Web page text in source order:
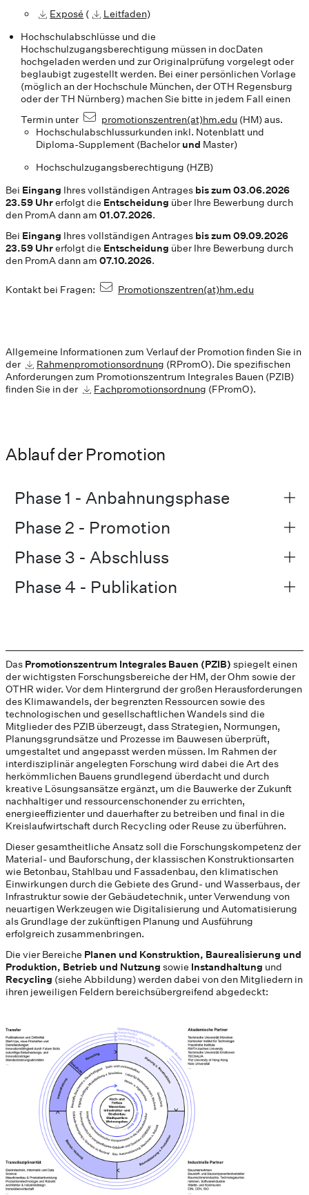
Exposé ( Leitfaden)
Hochschulabschlüsse und die
Hochschulzugangsberechtigung müssen in docDaten
hochgeladen werden und zur Originalprüfung vorgelegt oder
beglaubigt zugestellt werden. Bei einer persönlichen Vorlage
(möglich an der Hochschule München, der OTH Regensburg
oder der TH Nürnberg) machen Sie bitte in jedem Fall einen
Termin unter
promotionszentren(at)hm.edu (HM) aus.
Hochschulabschlussurkunden inkl. Notenblatt und
Diploma-Supplement (Bachelorund Master)
Hochschulzugangsberechtigung (HZB)
Bei Eingang Ihres vollständigen Antrages bis zum 03.06.2026
23.59 Uhrerfolgt die Entscheidung über Ihre Bewerbung durch
den PromA dann am 01.07.2026.
Bei Eingang Ihres vollständigen Antrages bis zum 09.09.2026
23.59 Uhrerfolgt die Entscheidung über Ihre Bewerbung durch
den PromA dann am 07.10.2026.
Kontakt bei Fragen: Promotionszentren(at)hm.edu
Allgemeine Informationen zum Verlauf der Promotion finden Sie in
der
Rahmenpromotionsordnung (RPromO). Die spezifischen
Anforderungen zum Promotionszentrum Integrales Bauen (PZIB)
finden Sie in der
Fachpromotionsordnung (FPromO).
Ablauf der Promotion
Phase 1 - Anbahnungsphase
Phase 2 - Promotion
Phase 3 - Abschluss
Phase 4 - Publikation
Das Promotionszentrum Integrales Bauen (PZIB) spiegelt einen
der wichtigsten Forschungsbereiche der HM, der Ohm sowie der
OTHR wider. Vor dem Hintergrund der großen Herausforderungen
des Klimawandels, der begrenzten Ressourcen sowie des
technologischen und gesellschaftlichen Wandels sind die
Mitglieder des PZIB überzeugt, dass Strategien, Normungen,
Planungsgrundsätze und Prozesse im Bauwesen überprüft,
umgestaltet und angepasst werden müssen. Im Rahmen der
interdisziplinär angelegten Forschung wird dabei die Art des
herkömmlichen Bauens grundlegend überdacht und durch
kreative Lösungsansätze ergänzt, um die Bauwerke der Zukunft
nachhaltiger und ressourcenschonender zu errichten,
energieeffizienter und dauerhafter zu betreiben und final in die
Kreislaufwirtschaft durch Recycling oder Reuse zu überführen.
Dieser gesamtheitliche Ansatz soll die Forschungskompetenz der
Material- und Bauforschung, der klassischen Konstruktionsarten
wie Betonbau, Stahlbau und Fassadenbau, den klimatischen
Einwirkungen durch die Gebiete des Grund- und Wasserbaus, der
Infrastruktur sowie der Gebäudetechnik, unter Verwendung von
neuartigen Werkzeugen wie Digitalisierung und Automatisierung
als Grundlage der zukünftigen Planung und Ausführung
erfolgreich zusammenbringen.
Die vier Bereiche Planen und Konstruktion, Baurealisierung und
Produktion, Betrieb und Nutzung sowie Instandhaltung und
Recycling (siehe Abbildung) werden dabei von den Mitgliedern in
ihren jeweiligen Feldern bereichsübergreifend abgedeckt: